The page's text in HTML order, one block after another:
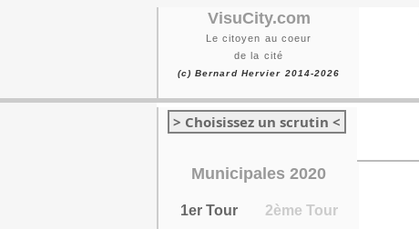
VisuCity.com
Le citoyen au coeur
de la cité
(c) Bernard Hervier 2014-2026
> Choisissez un scrutin <
Municipales 2020
1er Tour 2ème Tour